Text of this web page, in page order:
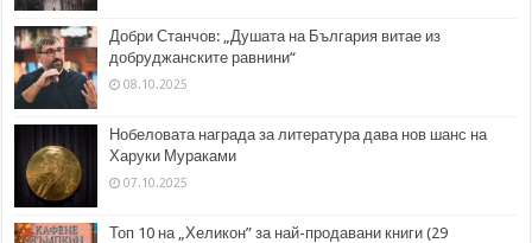
Добри Станчов: „Душата на България витае из
добруджанските равнини“
08.10.2025
Нобеловата награда за литература дава нов шанс на
Харуки Мураками
07.10.2025
Топ 10 на „Хеликон” за най-продавани книги (29